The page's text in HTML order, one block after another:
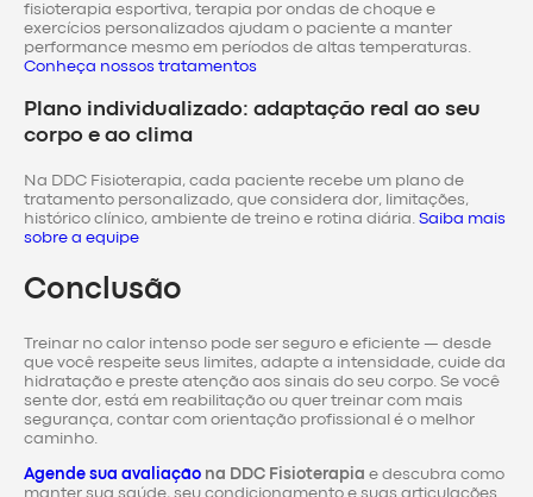
fisioterapia esportiva, terapia por ondas de choque e
exercícios personalizados ajudam o paciente a manter
performance mesmo em períodos de altas temperaturas.
Conheça nossos tratamentos
Plano individualizado: adaptação real ao seu
corpo e ao clima
Na DDC Fisioterapia, cada paciente recebe um plano de
tratamento personalizado, que considera dor, limitações,
histórico clínico, ambiente de treino e rotina diária. Saiba mais
sobre a equipe
Conclusão
Treinar no calor intenso pode ser seguro e eficiente — desde
que você respeite seus limites, adapte a intensidade, cuide da
hidratação e preste atenção aos sinais do seu corpo. Se você
sente dor, está em reabilitação ou quer treinar com mais
segurança, contar com orientação profissional é o melhor
caminho.
Agende sua avaliação na DDC Fisioterapia e descubra como
manter sua saúde, seu condicionamento e suas articulações